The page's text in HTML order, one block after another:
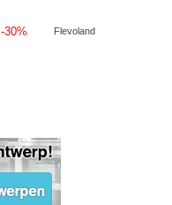
-30% Flevoland